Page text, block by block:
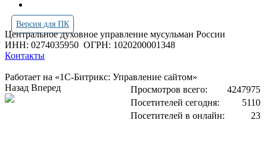
Версия для ПК
Центральное духовное управление мусульман России
ИНН: 0274035950 ОГРН: 1020200001348
Контакты
Работает на «1С-Битрикс: Управление сайтом»
Просмотров всего:
4247975
Посетителей сегодня:
5110
Посетителей в онлайн:
23
Назад Вперед